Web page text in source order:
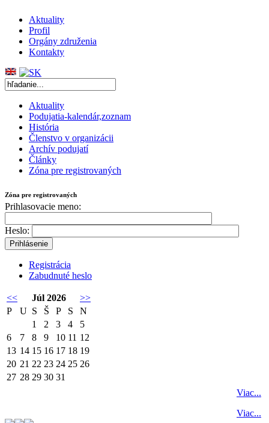
Aktuality
Profil
Orgány združenia
Kontakty
Aktuality
Podujatia-kalendár,zoznam
História
Členstvo v organizácii
Archív podujatí
Články
Zóna pre registrovaných
Zóna pre registrovaných
Prihlasovacie meno:
Heslo:
Registrácia
Zabudnuté heslo
<< Júl 2026
>>
P
U S Š P S
N
1
2 3 4
5
6
7 8 9 10 11 12
13 14 15 16 17 18 19
20 21 22 23 24 25 26
27 28 29 30 31
Viac...
Viac...